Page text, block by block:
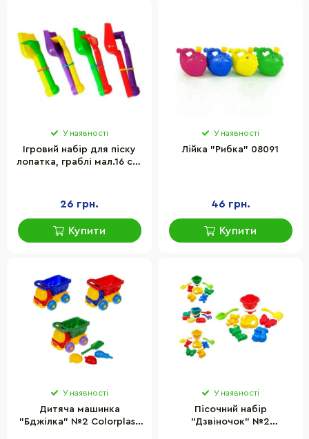
У наявності
Ігровий набір для піску
лопатка, граблі мал.16 см.
26 грн.
Купити
У наявності
Лійка "Рибка" 08091
46 грн.
Купити
У наявності
Дитяча машинка
"Бджілка" №2 Colorplast
У наявності
Пісочний набір
"Дзвіночок" №2